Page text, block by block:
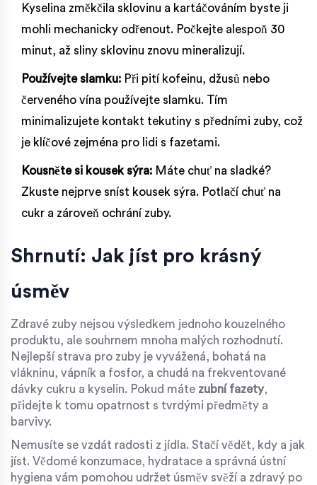
Kyselina změkčila sklovinu a kartáčováním byste ji
mohli mechanicky odřenout. Počkejte alespoň 30
minut, až sliny sklovinu znovu mineralizují.
Používejte slamku: Při pití kofeinu, džusů nebo
červeného vína používejte slamku. Tím
minimalizujete kontakt tekutiny s předními zuby, což
je klíčové zejména pro lidi s fazetami.
Kousněte si kousek sýra: Máte chuť na sladké?
Zkuste nejprve sníst kousek sýra. Potlačí chuť na
cukr a zároveň ochrání zuby.
Shrnutí: Jak jíst pro krásný
úsměv
Zdravé zuby nejsou výsledkem jednoho kouzelného
produktu, ale souhrnem mnoha malých rozhodnutí.
Nejlepší strava pro zuby je vyvážená, bohatá na
vlákninu, vápník a fosfor, a chudá na frekventované
dávky cukru a kyselin. Pokud máte zubní fazety,
přidejte k tomu opatrnost s tvrdými předměty a
barvivy.
Nemusíte se vzdát radosti z jídla. Stačí vědět, kdy a jak
jíst. Vědomé konzumace, hydratace a správná ústní
hygiena vám pomohou udržet úsměv svěží a zdravý po